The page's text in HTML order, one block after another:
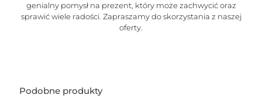
genialny pomysł na prezent, który może zachwycić oraz
sprawić wiele radości. Zapraszamy do skorzystania z naszej
oferty.
Podobne produkty